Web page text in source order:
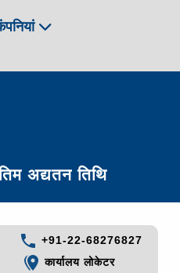
अद्यतन तिथि
+91-22-68276827
कार्यालय लोकेटर